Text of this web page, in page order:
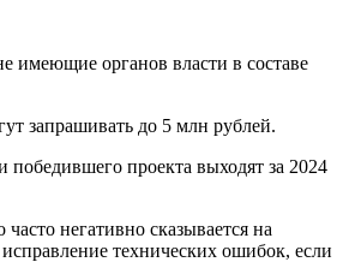
имеющие органов власти в составе
запрашивать до 5 млн рублей.
победившего проекта выходят за 2024
негативно сказывается на
технических ошибок, если